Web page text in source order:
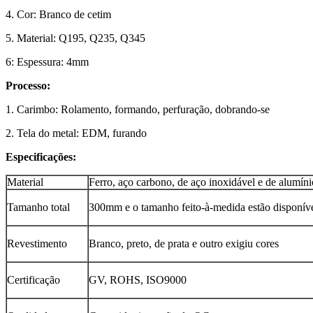
4. Cor: Branco de cetim
5. Material: Q195, Q235, Q345
6: Espessura: 4mm
Processo:
1. Carimbo: Rolamento, formando, perfuração, dobrando-se
2. Tela do metal: EDM, furando
Especificações:
Material Ferro, aço carbono, de aço inoxidável e de
Tamanho total 300mm e o tamanho feito-à-medida estão
Revestimento Branco, preto, de prata e outro exigiu cores
Certificação GV, ROHS, ISO9000